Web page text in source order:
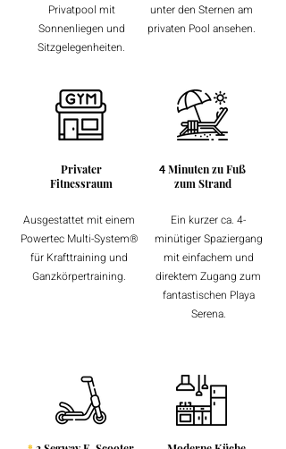
Privatpool mit
Sonnenliegen und
Sitzgelegenheiten.
unter den Sternen am
privaten Pool ansehen.
Privater
Fitnessraum
Ausgestattet mit einem
Powertec Multi-System®
für Krafttraining und
Ganzkörpertraining.
4 Minuten zu Fuß
zum Strand
Ein kurzer ca. 4-
minütiger Spaziergang
mit einfachem und
direktem Zugang zum
fantastischen Playa
Serena.